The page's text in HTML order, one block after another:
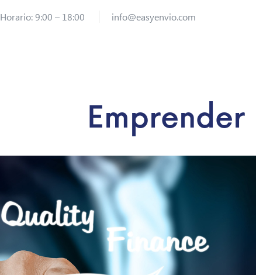
Horario: 9:00 – 18:00 info@easyenvio.com
Emprender